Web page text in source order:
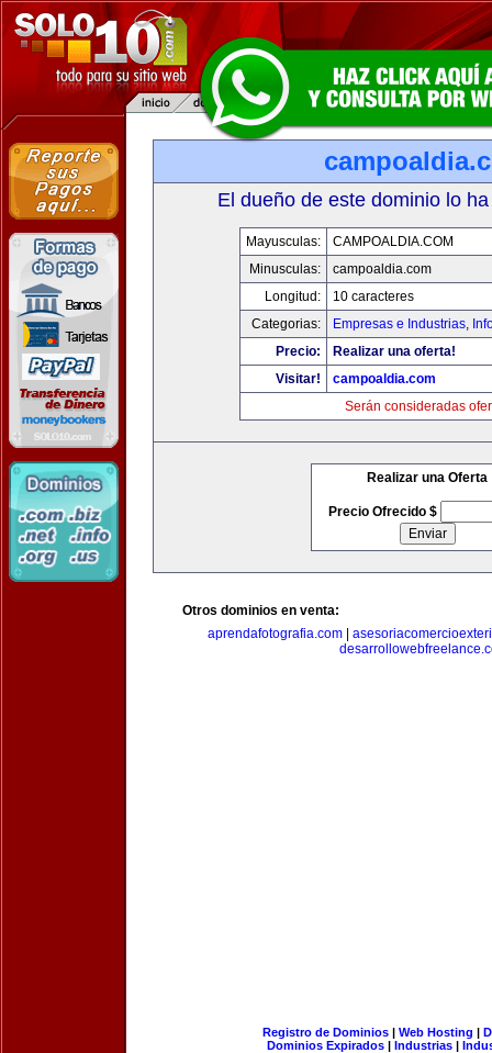
El dueño de este dominio lo
Mayusculas:
CAMPOALDIA.COM
Minusculas:
campoaldia.com
Longitud:
10 caracteres
Categorias:
Empresas e Industrias,
Precio:
Realizar una oferta!
Visitar!
campoaldia.com
Serán consideradas
Realizar una Oferta
Precio Ofrecido $
Otros dominios en venta:
aprendafotografia.com
Registro de Dominios| Web Hosting |
Dominios Expirados | Industrias |